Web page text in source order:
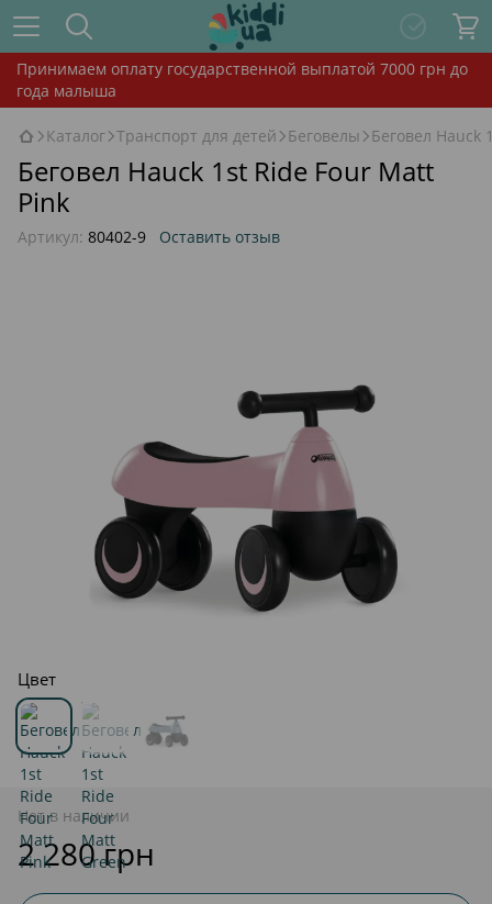
Принимаем оплату государственной выплатой 7000 грн до
года малыша
Каталог Транспорт для детей Беговелы Беговел Hauck
Беговел Hauck 1st Ride Four Matt
Pink
Артикул: 80402-9 Оставить отзыв
Цвет
Нет в наличии
2 280 грн